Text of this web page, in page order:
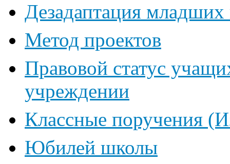
Дезадаптация
Метод проектов
Правовой статус
учреждении
Классные поручения
Юбилей школы